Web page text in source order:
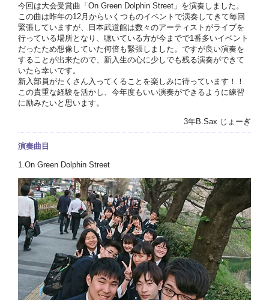
今回は大会受賞曲「On Green Dolphin Street」を演奏しました。
この曲は昨年の12月からいくつものイベントで演奏してきて毎回
緊張していますが、日本武道館は数々のアーティストがライブを
行っている場所となり、聴いている方が今までで1番多いイベント
だったため想像していた何倍も緊張しました。ですが良い演奏を
することが出来たので、新入生の心に少しでも残る演奏ができて
いたら幸いです。
新入部員がたくさん入ってくることを楽しみに待っています！！
この貴重な経験を活かし、今年度もいい演奏ができるように練習
に励みたいと思います。
3年B.Sax じょーぎ
演奏曲目
1.On Green Dolphin Street